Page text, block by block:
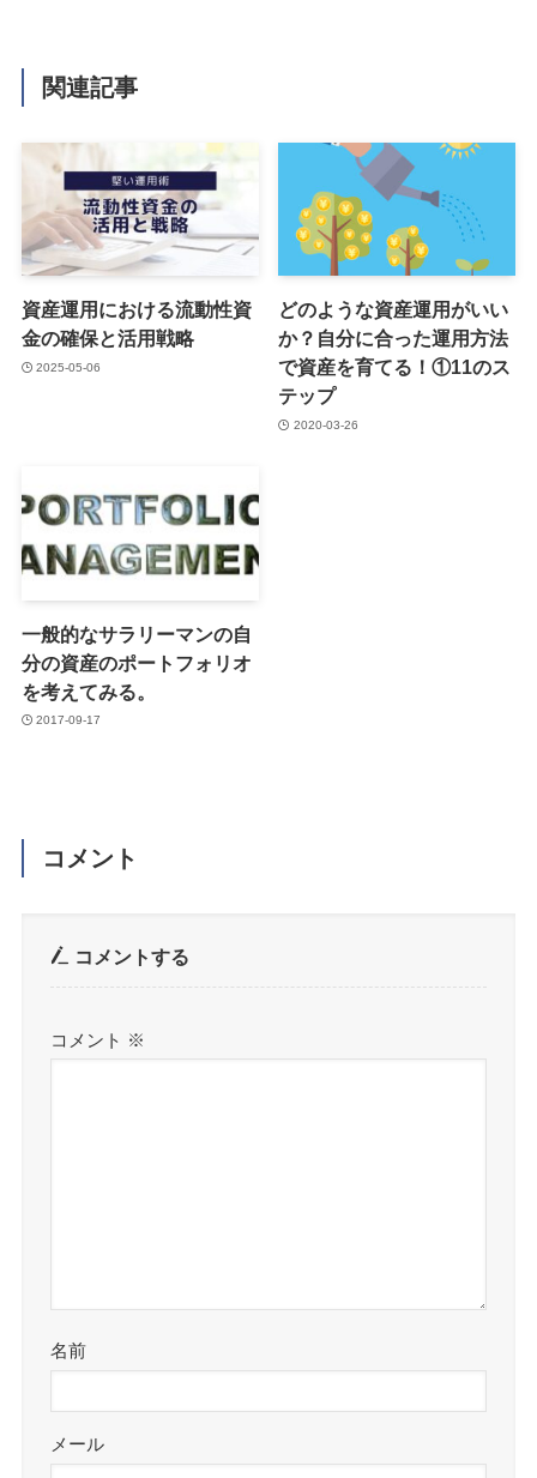
関連記事
資産運用における流動性資
金の確保と活用戦略
2025-05-06
どのような資産運用がいい
か？自分に合った運用方法
で資産を育てる！①11のス
テップ
2020-03-26
一般的なサラリーマンの自
分の資産のポートフォリオ
を考えてみる。
2017-09-17
コメント
コメントする
コメント ※
名前
メール